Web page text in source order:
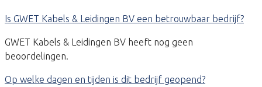
Is GWET Kabels & Leidingen BV een betrouwbaar bedrijf?
GWET Kabels & Leidingen BV heeft nog geen
beoordelingen.
Op welke dagen en tijden is dit bedrijf geopend?